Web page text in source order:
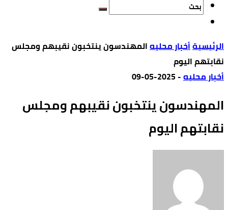
‫الرئيسية‬أخبار محليهالمهندسون ينتخبون نقيبهم ومجلس
نقابتهم اليوم
أخبار محليه-
2025-05-09
المهندسون ينتخبون نقيبهم ومجلس
نقابتهم اليوم